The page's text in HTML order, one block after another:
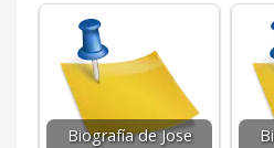
Biografía de Jose